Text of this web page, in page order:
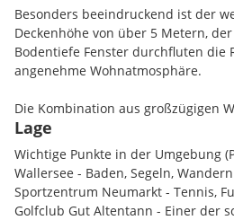
Besonders beeindruckend ist der
Deckenhöhe von über 5 Metern,
Bodentiefe Fenster durchfluten die
angenehme Wohnatmosphäre.
Die Kombination aus großzügigen
Annehmlichkeiten machen dieses
Immobilienmarkt.
Ausstattung:
Lage
Wichtige Punkte in der Umgebung
Wallersee - Baden, Segeln, Wandern
Sportzentrum Neumarkt - Tennis,
Golfclub Gut Altentann - Einer der